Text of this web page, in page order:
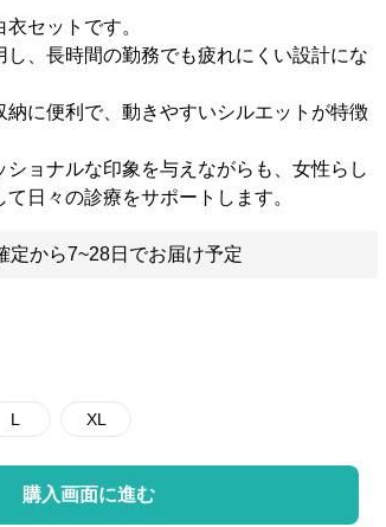
セットです。
、長時間の勤務でも疲れにくい設計にな
納に便利で、動きやすいシルエットが特徴
ショナルな印象を与えながらも、女性らし
日々の診療をサポートします。
定から7~28日でお届け予定
L XL
購入画面に進む